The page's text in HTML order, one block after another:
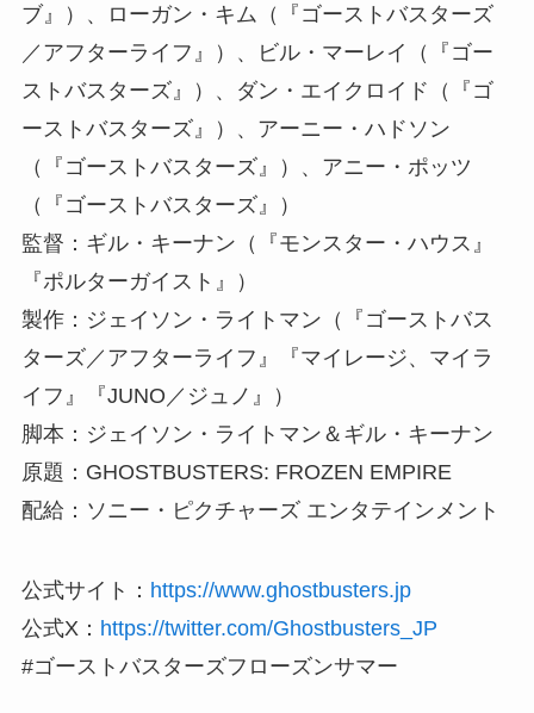
ブ』）、ローガン・キム（『ゴーストバスターズ
／アフターライフ』）、ビル・マーレイ（『ゴー
ストバスターズ』）、ダン・エイクロイド（『ゴ
ーストバスターズ』）、アーニー・ハドソン
（『ゴーストバスターズ』）、アニー・ポッツ
（『ゴーストバスターズ』）
監督：ギル・キーナン（『モンスター・ハウス』
『ポルターガイスト』）
製作：ジェイソン・ライトマン（『ゴーストバス
ターズ／アフターライフ』『マイレージ、マイラ
イフ』『JUNO／ジュノ』）
脚本：ジェイソン・ライトマン＆ギル・キーナン
原題：GHOSTBUSTERS: FROZEN EMPIRE
配給：ソニー・ピクチャーズ エンタテインメント
公式サイト： https://www.ghostbusters.jp
公式X： https://twitter.com/Ghostbusters_JP
#ゴーストバスターズフローズンサマー